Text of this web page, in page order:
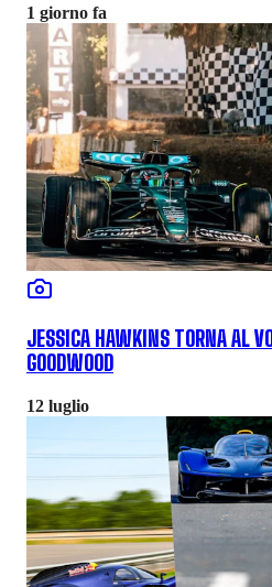
1 giorno fa
JESSICA HAWKINS TORNA AL
GOODWOOD
12 luglio